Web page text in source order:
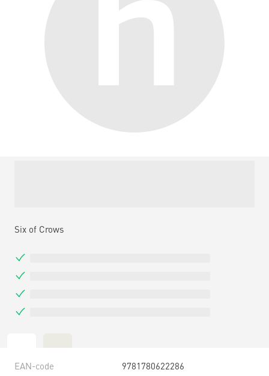
Six of Crows
EAN-code 9781780622286